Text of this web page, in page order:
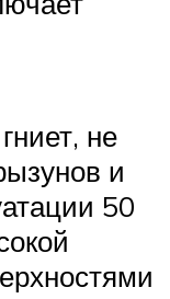
не
и
50